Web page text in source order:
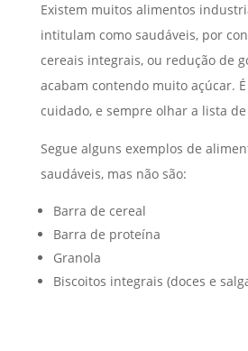
Existem muitos alimentos
intitulam como saudáveis, por
cereais integrais, ou redução de
acabam contendo muito açúcar.
cuidado, e sempre olhar a lista
Segue alguns exemplos de
saudáveis, mas não são:
Barra de cereal
Barra de proteína
Granola
Biscoitos integrais (doces e